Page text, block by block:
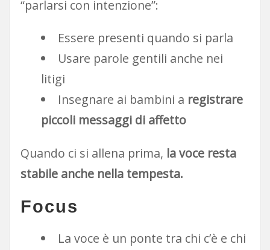
“parlarsi con intenzione”:
Essere presenti quando si parla
Usare parole gentili anche nei
litigi
Insegnare ai bambini a registrare
piccoli messaggi di affetto
Quando ci si allena prima, la voce resta
stabile anche nella tempesta.
Focus
La voce è un ponte tra chi c’è e chi